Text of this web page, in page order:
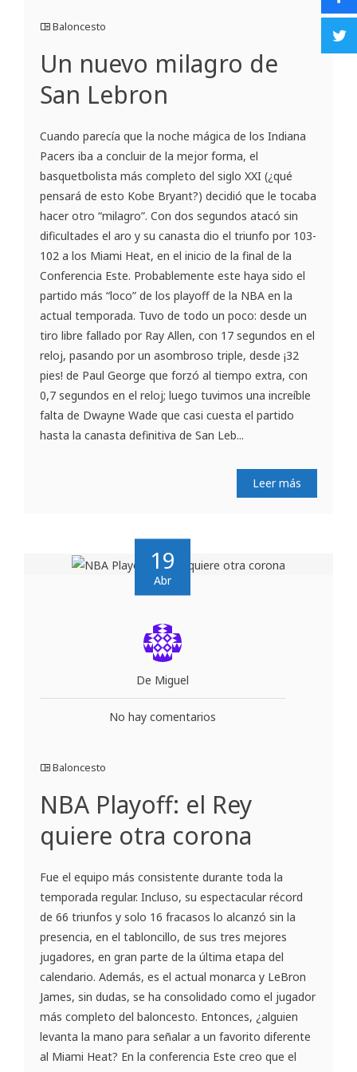
Baloncesto
Un nuevo milagro de
San Lebron
Cuando parecía que la noche mágica de los Indiana
Pacers iba a concluir de la mejor forma, el
basquetbolista más completo del siglo XXI (¿qué
pensará de esto Kobe Bryant?) decidió que le tocaba
hacer otro “milagro”. Con dos segundos atacó sin
dificultades el aro y su canasta dio el triunfo por 103-
102 a los Miami Heat, en el inicio de la final de la
Conferencia Este. Probablemente este haya sido el
partido más “loco” de los playoff de la NBA en la
actual temporada. Tuvo de todo un poco: desde un
tiro libre fallado por Ray Allen, con 17 segundos en el
reloj, pasando por un asombroso triple, desde ¡32
pies! de Paul George que forzó al tiempo extra, con
0,7 segundos en el reloj; luego tuvimos una increíble
falta de Dwayne Wade que casi cuesta el partido
hasta la canasta definitiva de San Leb...
Leer más
19
Abr
De Miguel
No hay comentarios
Baloncesto
NBA Playoff: el Rey
quiere otra corona
Fue el equipo más consistente durante toda la
temporada regular. Incluso, su espectacular récord
de 66 triunfos y solo 16 fracasos lo alcanzó sin la
presencia, en el tabloncillo, de sus tres mejores
jugadores, en gran parte de la última etapa del
calendario. Además, es el actual monarca y LeBron
James, sin dudas, se ha consolidado como el jugador
más completo del baloncesto. Entonces, ¿alguien
levanta la mano para señalar a un favorito diferente
al Miami Heat? En la conferencia Este creo que el